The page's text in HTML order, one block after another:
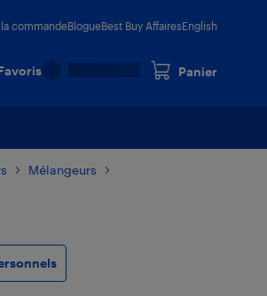
la commandeBlogueBest Buy AffairesEnglish
Panier
Mélangeurs